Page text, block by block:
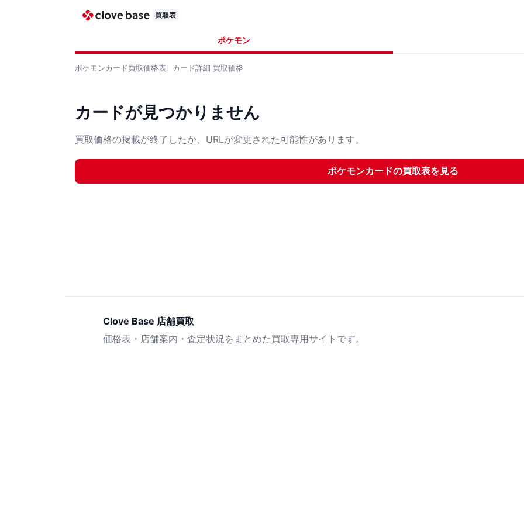
買取表
ポケモン
ポケモンカード買取価格表 カード詳細 買取価格
カードが見つかりません
買取価格の掲載が終了したか、URLが変更された可能性があります。
ポケモンカードの買取表を見る
Clove Base 店舗買取
価格表・店舗案内・査定状況をまとめた買取専用サイトです。